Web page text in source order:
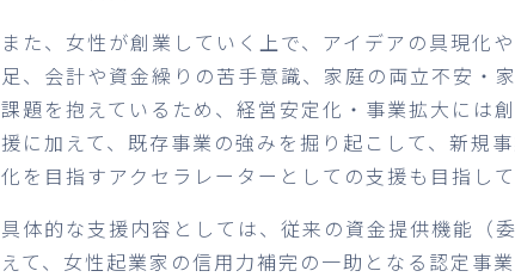
また、女性が創業していく上で、アイデアの具現化
足、会計や資金繰りの苦手意識、家庭の両立不安・
課題を抱えているため、経営安定化・事業拡大には
援に加えて、既存事業の強みを掘り起こして、新規
化を目指すアクセラレーターとしての支援も目指して
具体的な支援内容としては、従来の資金提供機能（
えて、女性起業家の信用力補完の一助となる認定事